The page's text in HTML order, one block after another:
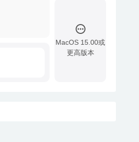
MacOS 15.00或
更高版本